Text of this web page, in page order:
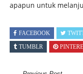
apapun untuk
FACEBOOK
TUMBLR